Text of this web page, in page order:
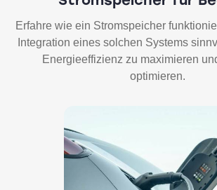
Erfahre wie ein Stromspeicher
Integration eines solchen Systems
Energieeffizienz zu maximieren
optimieren.